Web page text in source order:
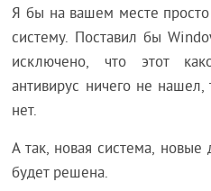
Я бы на вашем месте
систему. Поставил бы
исключено, что этот
антивирус ничего не
нет.
А так, новая система,
будет решена.